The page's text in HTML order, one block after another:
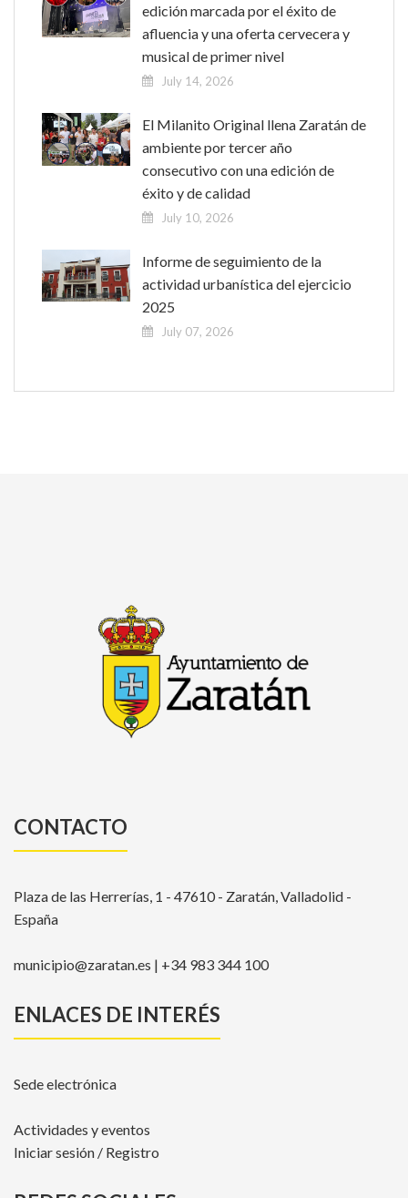
edición marcada por el éxito de
afluencia y una oferta cervecera y
musical de primer nivel
July 14, 2026
El Milanito Original llena Zaratán de
ambiente por tercer año
consecutivo con una edición de
éxito y de calidad
July 10, 2026
Informe de seguimiento de la
actividad urbanística del ejercicio
2025
July 07, 2026
CONTACTO
Plaza de las Herrerías, 1 - 47610 - Zaratán, Valladolid -
España
municipio@zaratan.es | +34 983 344 100
ENLACES DE INTERÉS
Sede electrónica
Actividades y eventos
Iniciar sesión / Registro